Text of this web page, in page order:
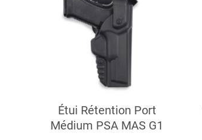
Étui Rétention Port
Médium PSA MAS G1